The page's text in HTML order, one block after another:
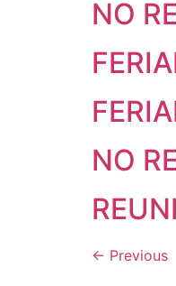
NO
NO
← Previous